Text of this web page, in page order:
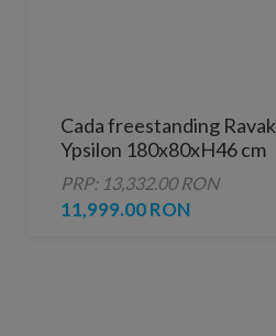
Cada freestanding Ravak
Ypsilon 180x80xH46 cm
PRP: 13,332.00 RON
11,999.00 RON